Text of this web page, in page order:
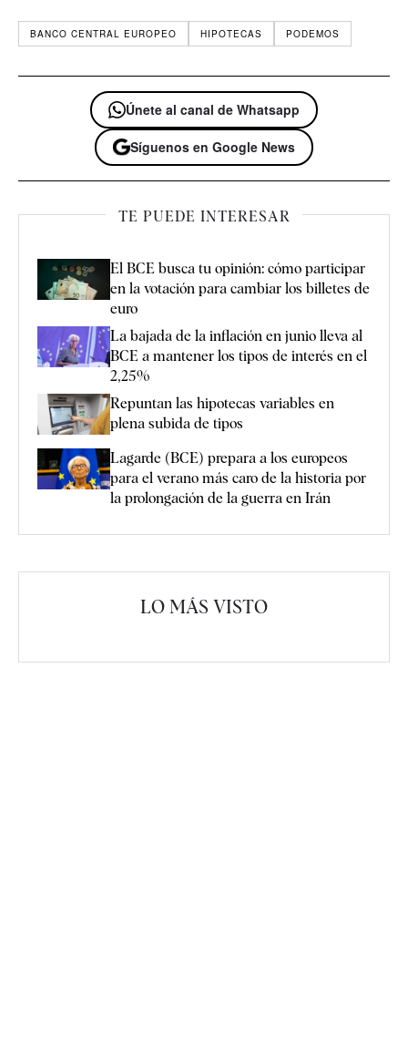
BANCO CENTRAL EUROPEO HIPOTECAS PODEMOS
Únete al canal de Whatsapp
Síguenos en Google News
TE PUEDE INTERESAR
El BCE busca tu opinión: cómo participar
en la votación para cambiar los billetes de
euro
La bajada de la inflación en junio lleva al
BCE a mantener los tipos de interés en el
2,25%
Repuntan las hipotecas variables en
plena subida de tipos
Lagarde (BCE) prepara a los europeos
para el verano más caro de la historia por
la prolongación de la guerra en Irán
LO MÁS VISTO